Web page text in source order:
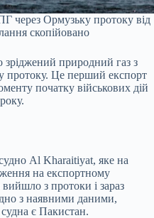
через Ормузьку протоку від
скопійовано
природний газ з
протоку. Це перший експорт
початку військових дій
Al Kharaitiyat, яке на
на експортному
з протоки і зараз
з наявними даними,
є Пакистан.